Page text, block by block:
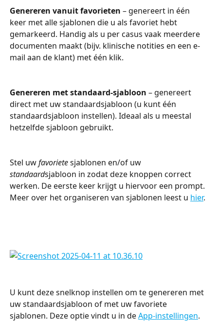
Genereren vanuit favorieten – genereert in één
keer met alle sjablonen die u als favoriet hebt
gemarkeerd. Handig als u per casus vaak meerdere
documenten maakt (bijv. klinische notities en een e-
mail aan de klant) met één klik.
Genereren met standaard-sjabloon – genereert
direct met uw standaardsjabloon (u kunt één
standaardsjabloon instellen). Ideaal als u meestal
hetzelfde sjabloon gebruikt.
Stel uw favoriete sjablonen en/of uw
standaardsjabloon in zodat deze knoppen correct
werken. De eerste keer krijgt u hiervoor een prompt.
Meer over het organiseren van sjablonen leest u hier.
U kunt deze snelknop instellen om te genereren met
uw standaardsjabloon of met uw favoriete
sjablonen. Deze optie vindt u in de App-instellingen.